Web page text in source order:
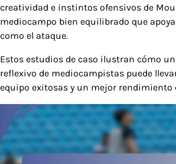
creatividad e instintos ofensivos de
mediocampo bien equilibrado que
como el ataque.
Estos estudios de caso ilustran cómo
reflexivo de mediocampistas puede
equipo exitosas y un mejor rendimiento